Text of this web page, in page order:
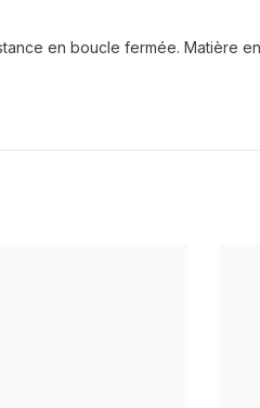
en boucle fermée. Matière